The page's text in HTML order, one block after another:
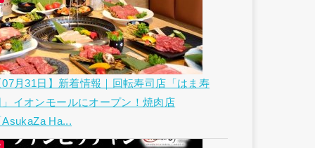
07月31日】新着情報｜回転寿司店「はま寿
」イオンモールにオープン！焼肉店
AsukaZa Ha...